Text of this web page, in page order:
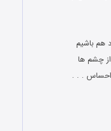
هم باشیم
چشم ها
احساس . . .